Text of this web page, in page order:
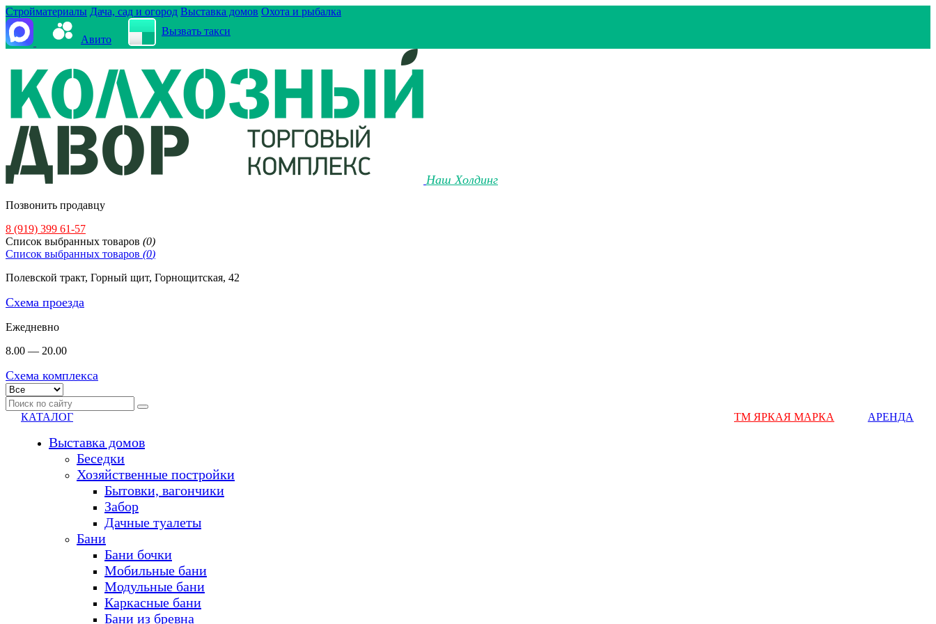
Стройматериалы Дача, сад и огород Выставка домов Охота и рыбалка
Авито
Вызвать такси
Наш Холдинг
Позвонить продавцу
8 (919) 399 61-57
Cписок выбранных товаров (0)
Cписок выбранных товаров (0)
Полевской тракт, Горный щит, Горнощитская, 42
Схема проезда
Ежедневно
8.00 — 20.00
Схема комплекса
КАТАЛОГ
Выставка домов
Беседки
Хозяйственные постройки
Бытовки, вагончики
Забор
Дачные туалеты
Бани
Бани бочки
Мобильные бани
Модульные бани
Каркасные бани
Бани из бревна
ТМ ЯРКАЯ МАРКА АРЕНДА